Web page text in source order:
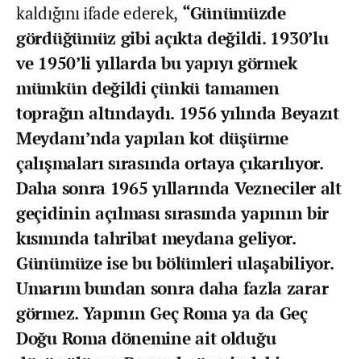
kaldığını ifade ederek, “Günümüzde
gördüğümüz gibi açıkta değildi. 1930’lu
ve 1950’li yıllarda bu yapıyı görmek
mümkün değildi çünkü tamamen
toprağın altındaydı. 1956 yılında Beyazıt
Meydanı’nda yapılan kot düşürme
çalışmaları sırasında ortaya çıkarılıyor.
Daha sonra 1965 yıllarında Vezneciler alt
geçidinin açılması sırasında yapının bir
kısmında tahribat meydana geliyor.
Günümüze ise bu bölümleri ulaşabiliyor.
Umarım bundan sonra daha fazla zarar
görmez. Yapının Geç Roma ya da Geç
Doğu Roma dönemine ait olduğu